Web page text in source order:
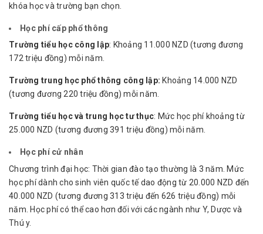
khóa học và trường bạn chọn.
Học phí cấp phổ thông
Trường tiểu học công lập: Khoảng 11.000 NZD (tương đương
172 triệu đồng) mỗi năm.
Trường trung học phổ thông công lập: Khoảng 14.000 NZD
(tương đương 220 triệu đồng) mỗi năm.
Trường tiểu học và trung học tư thục: Mức học phí khoảng từ
25.000 NZD (tương đương 391 triệu đồng) mỗi năm.
Học phí cử nhân
Chương trình đại học: Thời gian đào tạo thường là 3 năm. Mức
học phí dành cho sinh viên quốc tế dao động từ 20.000 NZD đến
40.000 NZD (tương đương 313 triệu đến 626 triệu đồng) mỗi
năm. Học phí có thể cao hơn đối với các ngành như Y, Dược và
Thú y.